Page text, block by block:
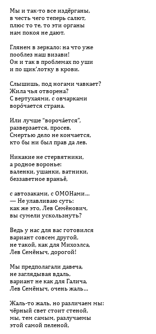
Мы и так-то все издёрганы,
в честь чего теперь салют,
плюс то те, то эти органы
нам покоя не дают.
Глянем в зеркало: на что уже
пооблез наш визави!
Он и так в проблемах по уши
и по щик'лотку в крови.
Слышишь, под ногами чавкает?
Жила чья отворена?
С вертухаями, с овчарками
ворóчается страна.
Или лучше “ворочáется”,
разверзается, просев.
Смертью дело не кончается,
кто бы ни был прав да лев.
Никакие не стервятники,
а родное воронье:
валенки, ушанки, ватники,
беззаветное враньё,
с автозаками, с ОМОНами…
— Не улавливаю суть:
как же это, Лев Семёнович,
вы сумели ускользнуть?
Ведь у нас для вас готовился
вариант совсем другой,
не такой, как для Михоэлса,
Лев Семёныч, дорогой!
Мы предполагали давеча,
не заглядывая вдаль,
вариант не как для Галича,
Лев Семёныч, очень жаль…
Жаль-то жаль, но различаем мы:
чёрный свет стоит стеной,
мы, тем самым, разлучаемы
этой самой пеленой,